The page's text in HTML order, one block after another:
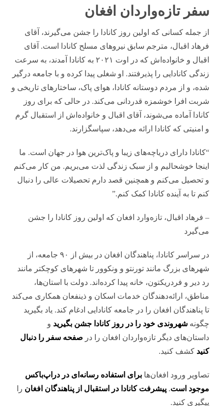
سفر تازه‌واردان افغان
از جمله کسانی که اولین روز کانادا را جشن می‌گیرند، آقای
فرهاد اقبال، مترجم سابق نیروهای مسلح کانادا است. آقای
اقبال و خانواده‌اش که در اوت ۲۰۲۱ به کانادا آمدند، به سرعت
زندگی کانادایی را پذیرفتند. او شغلی پیدا کرده و با جامعه درگیر
شده، و از مردم دوستانه کانادا، هوای پاک، ساختارهای تاریخی و
شربت افرا خوشمزه قدردانی می‌کند. در حالی که برای روز
کانادا آماده می‌شوند، آقای اقبال و خانواده‌اش از استقبال گرم
و امنیتی که کانادا ارائه می‌دهد، سپاسگزارند.
“کانادا دارای دریاچه‌های زیبا و پاک‌ترین هوا در جهان است. ما
اینجا خوشحالیم و از سبک زندگی لذت می‌بریم. من کار می‌کنم
و تحصیل می‌کنم و همچنین قصد دارم تحصیلات عالی را دنبال
کنم تا به آینده کانادا کمک کنم.”
– فرهاد اقبال، تازه‌وارد افغان که اولین روز کانادا را جشن
می‌گیرد
در سراسر کانادا، پناهندگان افغان در بیش از ۹۰ جامعه، از
شهرهای بزرگ مانند تورنتو و ونکوور تا شهرهای کوچکتر مانند
رد دیر و فردریکتون، خانه پیدا کرده‌اند. دولت با استان‌ها،
مناطق، ارائه‌دهندگان خدمات اسکان و ذینفعان همکاری می‌کند
تا پناهندگان افغان را در جامعه کانادایی ادغام کند. یاد بگیرید
چگونهشهروندی خود را در روز کانادا جشن بگیرید و
داستان‌های دیگر تازه‌واردان افغان را در صفحه سفر را دنبال
کنید کشف کنید.
تصاویر ورود افغان‌هابرای استفاده رسانه‌ای در دراپ‌باکس
موجود است.پیشرفت کانادا در استقبال از پناهندگان افغان را
پیگیری کنید.